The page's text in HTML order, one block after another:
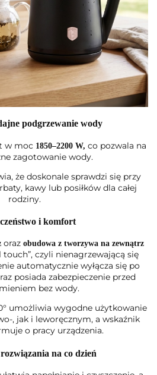
podgrzewanie wody
w moc 1850–2200 W, co pozwala na
zagotowanie wody.
że doskonale sprawdzi się przy
kawy lub posiłków dla całej
rodziny.
i komfort
oraz obudowa z tworzywa na zewnątrz
czyli nienagrzewającą się
automatycznie wyłącza się po
posiada zabezpieczenie przed
bez wody.
umożliwia wygodne użytkowanie
, jak i leworęcznym, a wskaźnik
o pracy urządzenia.
na co dzień